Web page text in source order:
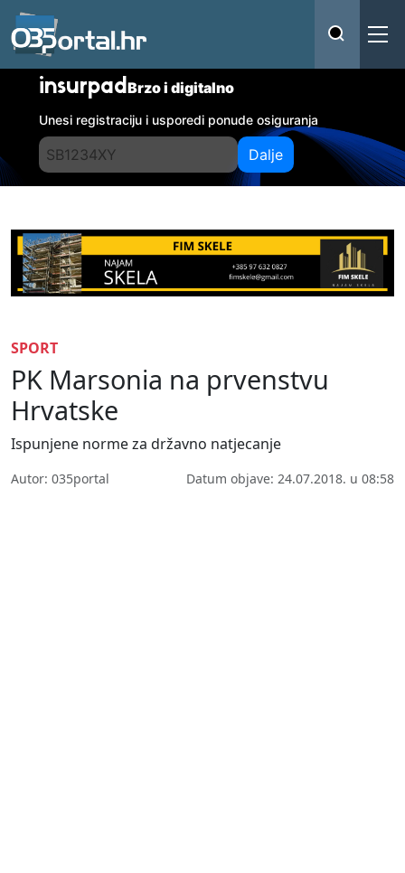
insurpadBrzo i digitalno
Unesi registraciju i usporedi ponude osiguranja
Dalje
SPORT
PK Marsonia na prvenstvu
Hrvatske
Ispunjene norme za državno natjecanje
Autor: 035portal Datum objave: 24.07.2018. u 08:58